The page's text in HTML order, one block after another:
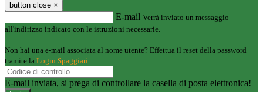
button close ×
E-mail Verrà inviato un messaggio
all'indirizzo indicato con le istruzioni necessarie.
Non hai una e-mail associata al nome utente? Effettua il reset della password
tramite la Login Spaggiari
E-mail inviata, si prega di controllare la casella di posta elettronica!